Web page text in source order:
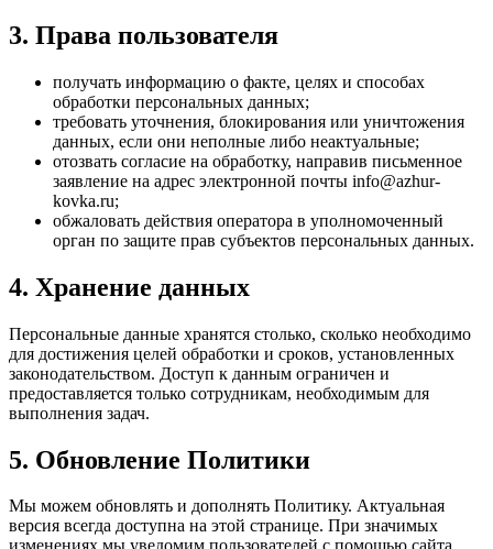
3. Права пользователя
получать информацию о факте, целях и способах
обработки персональных данных;
требовать уточнения, блокирования или уничтожения
данных, если они неполные либо неактуальные;
отозвать согласие на обработку, направив письменное
заявление на адрес электронной почты info@azhur-
kovka.ru;
обжаловать действия оператора в уполномоченный
орган по защите прав субъектов персональных данных.
4. Хранение данных
Персональные данные хранятся столько, сколько необходимо
для достижения целей обработки и сроков, установленных
законодательством. Доступ к данным ограничен и
предоставляется только сотрудникам, необходимым для
выполнения задач.
5. Обновление Политики
Мы можем обновлять и дополнять Политику. Актуальная
версия всегда доступна на этой странице. При значимых